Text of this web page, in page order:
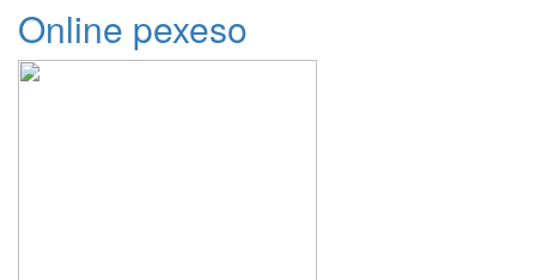
Online pexeso